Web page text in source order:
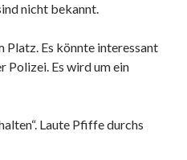
nicht bekannt.
Platz. Es könnte interessant
Polizei. Es wird um ein
Laute Pfiffe durchs